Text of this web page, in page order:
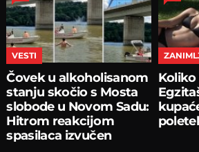
VESTI
Čovek u alkoholisanom
stanju skočio s Mosta
slobode u Novom Sadu:
Hitrom reakcijom
spasilaca izvučen
Koliko